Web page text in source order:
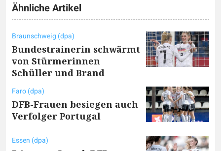
Ähnliche Artikel
Braunschweig (dpa)
Bundestrainerin schwärmt
von Stürmerinnen
Schüller und Brand
Faro (dpa)
DFB-Frauen besiegen auch
Verfolger Portugal
Essen (dpa)